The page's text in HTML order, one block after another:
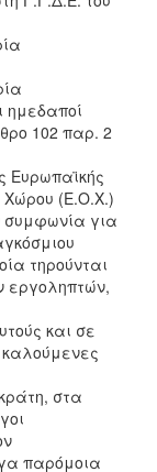
ημεδαποί
102 παρ. 2
Ευρωπαϊκής
Χώρου (Ε.Ο.Χ.)
συμφωνία για
τηρούνται
εργοληπτών,
και σε
καλούμενες
στα
παρόμοια